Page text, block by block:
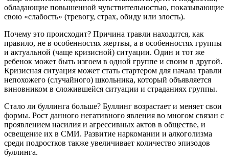
обладающие повышенной чувствительностью, показывающие
свою «слабость» (тревогу, страх, обиду или злость).
Почему это происходит? Причина травли находится, как
правило, не в особенностях жертвы, а в особенностях группы
и актуальной (чаще кризисной) ситуации. Один и тот же
ребенок может быть изгоем в одной группе и своим в другой.
Кризисная ситуация может стать стартером для начала травли
непохожего (случайного) школьника, который объявляется
виновником в сложившейся ситуации и страданиях группы.
Стало ли буллинга больше? Буллинг возрастает и меняет свои
формы. Рост данного негативного явления во многом связан с
проявлением насилия и агрессивных актов в обществе, и
освещение их в СМИ. Развитие наркомании и алкоголизма
среди подростков также увеличивает количество эпизодов
буллинга.